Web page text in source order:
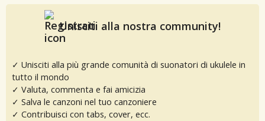
Unisciti alla nostra community!
✓ Unisciti alla più grande comunità di suonatori di ukulele in
tutto il mondo
✓ Valuta, commenta e fai amicizia
✓ Salva le canzoni nel tuo canzoniere
✓ Contribuisci con tabs, cover, ecc.